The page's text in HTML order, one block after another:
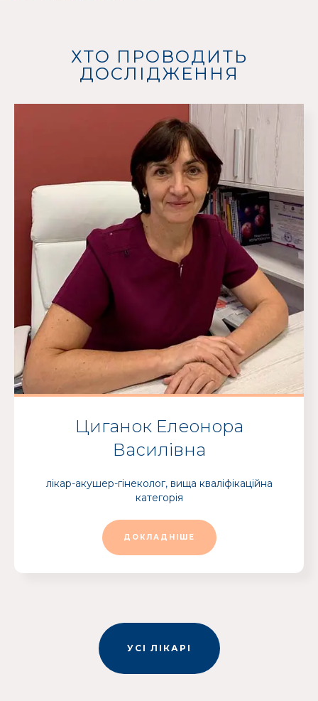
ХТО ПРОВОДИТЬ
ДОСЛІДЖЕННЯ
Циганок Елеонора
Василівна
лікар-акушер-гінеколог, вища кваліфікаційна
категорія
ДОКЛАДНІШЕ
УСІ ЛІКАРІ